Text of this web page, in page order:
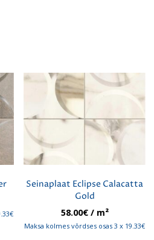
Seinaplaat Eclipse Calacatta
Gold
58.00€/ m²
Maksa kolmes võrdses osas 3 x 19.33€